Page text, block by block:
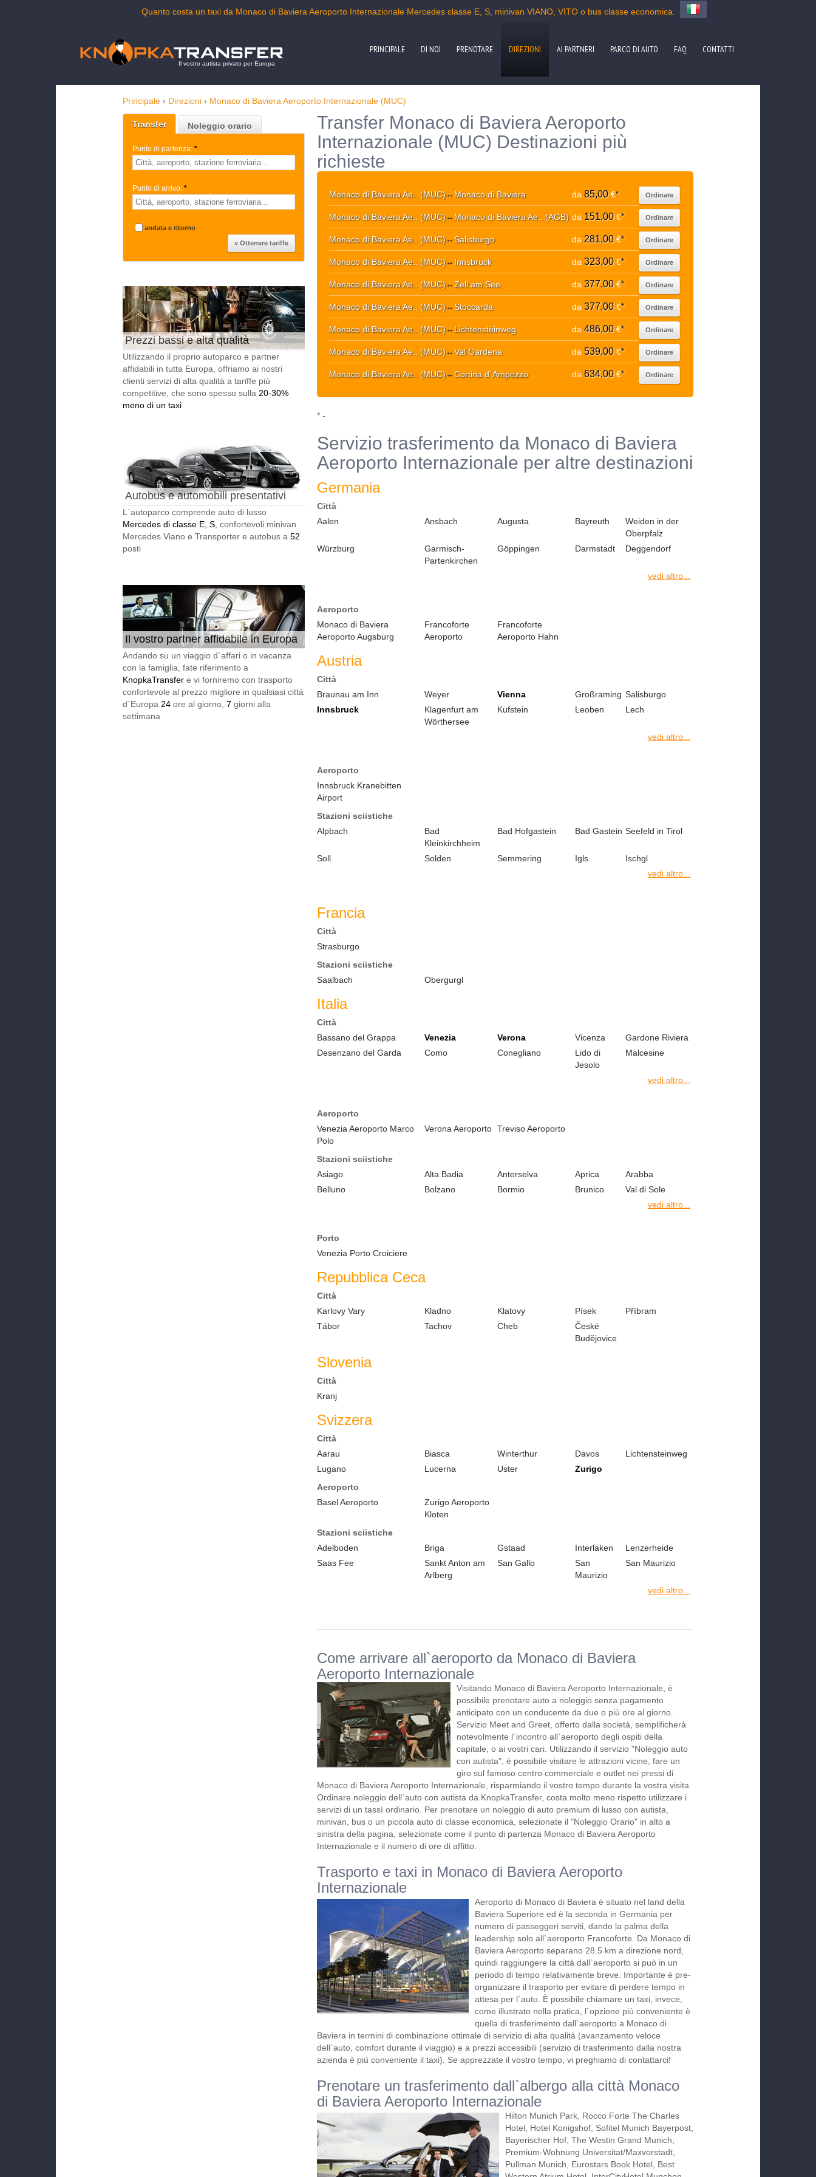
Quanto costa un taxi da Monaco di Baviera Aeroporto Internazionale Mercedes classe E, S, minivan VIANO, VITO o bus classe economica.
Il vostro autista privato per Europa
PRINCIPALE DI NOI PRENOTARE DIREZIONI AI PARTNERI PARCO DI AUTO FAQ CONTATTI
Principale › Direzioni › Monaco di Baviera Aeroporto Internazionale (MUC)
Transfer Noleggio orario
Punto di partenza: *
Punto di arrivo: *
andata e ritorno
Prezzi bassi e alta qualità
Utilizzando il proprio autoparco e partner
affidabili in tutta Europa, offriamo ai nostri
clienti servizi di alta qualità a tariffe più
competitive, che sono spesso sulla 20-30%
meno di un taxi
Autobus e automobili presentativi
L`autoparco comprende auto di lusso
Mercedes di classe E, S , confortevoli minivan
Mercedes Viano e Transporter e autobus a 52
posti
Il vostro partner affidabile in Europa
24/7
Andando su un viaggio d`affari o in vacanza
con la famiglia, fate riferimento a
KnopkaTransfer e vi forniremo con trasporto
confortevole al prezzo migliore in qualsiasi città
d`Europa 24 ore al giorno, 7 giorni alla
settimana
Transfer Monaco di Baviera Aeroporto
Internazionale (MUC) Destinazioni più
richieste
Monaco di Baviera Ae.. (MUC)↔ Monaco di Baviera da 85,00€* Ordinare
Monaco di Baviera Ae.. (MUC)↔ Monaco di Baviera Ae.. (AGB) da 151,00€* Ordinare
Monaco di Baviera Ae.. (MUC)↔Salisburgo da 281,00€* Ordinare
Monaco di Baviera Ae.. (MUC)↔ Innsbruck da 323,00€* Ordinare
Monaco di Baviera Ae.. (MUC)↔Zell am See da 377,00€* Ordinare
Monaco di Baviera Ae.. (MUC)↔Stoccarda da 377,00€* Ordinare
Monaco di Baviera Ae.. (MUC)↔ Lichtensteinweg da 486,00€* Ordinare
Monaco di Baviera Ae.. (MUC)↔Val Gardena da 539,00€* Ordinare
Monaco di Baviera Ae.. (MUC)↔Cortina d`Ampezzo da 634,00€* Ordinare
* -
Servizio trasferimento da Monaco di Baviera
Aeroporto Internazionale per altre destinazioni
Germania
Città
Aalen
Ansbach Augusta Bayreuth
Weiden in der
Oberpfalz
Würzburg
Garmisch-
Partenkirchen
Göppingen Darmstadt Deggendorf
vedi altro...
Aeroporto
Monaco di Baviera
Aeroporto Augsburg
Francoforte
Aeroporto
Francoforte
Aeroporto Hahn
Austria
Città
Braunau am Inn
Weyer Vienna Großraming Salisburgo
Innsbruck
Klagenfurt am
Wörthersee
Kufstein Leoben Lech
vedi altro...
Aeroporto
Innsbruck Kranebitten
Airport
Stazioni sciistiche
Alpbach
Bad
Kleinkirchheim
Bad Hofgastein Bad Gastein Seefeld in Tirol
Soll Solden Semmering Igls
Ischgl
vedi altro...
Francia
Città
Strasburgo
Stazioni sciistiche
Saalbach
Obergurgl
Italia
Città
Bassano del Grappa
Venezia Verona Vicenza
Gardone Riviera
Desenzano del Garda
Como Conegliano
Lido di
Jesolo
Malcesine
vedi altro...
Aeroporto
Venezia Aeroporto Marco
Polo
Verona Aeroporto Treviso Aeroporto
Stazioni sciistiche
Asiago
Alta Badia Anterselva Aprica
Arabba
Belluno
Bolzano Bormio Brunico
Val di Sole
vedi altro...
Porto
Venezia Porto Croiciere
Repubblica Ceca
Città
Karlovy Vary
Kladno Klatovy Písek
Příbram
Tábor
Tachov Cheb
České
Budějovice
Slovenia
Città
Kranj
Svizzera
Città
Aarau
Biasca Winterthur Davos
Lichtensteinweg
Lugano
Lucerna Uster
Zurigo
Aeroporto
Basel Aeroporto
Zurigo Aeroporto
Kloten
Stazioni sciistiche
Adelboden
Briga Gstaad Interlaken
Lenzerheide
Saas Fee
Sankt Anton am
Arlberg
San Gallo
San
Maurizio
San Maurizio
vedi altro...
Come arrivare all`aeroporto da Monaco di Baviera
Aeroporto Internazionale
Visitando Monaco di Baviera Aeroporto Internazionale, è
possibile prenotare auto a noleggio senza pagamento
anticipato con un conducente da due o più ore al giorno.
Servizio Meet and Greet, offerto dalla società, semplificherà
notevolmente l`incontro all`aeroporto degli ospiti della
capitale, o ai vostri cari. Utilizzando il servizio "Noleggio auto
con autista", è possibile visitare le attrazioni vicine, fare un
giro sul famoso centro commerciale e outlet nei pressi di
Monaco di Baviera Aeroporto Internazionale, risparmiando il vostro tempo durante la vostra visita.
Ordinare noleggio dell`auto con autista da KnopkaTransfer, costa molto meno rispetto utilizzare i
servizi di un tassì ordinario. Per prenotare un noleggio di auto premium di lusso con autista,
minivan, bus o un piccola auto di classe economica, selezionate il "Noleggio Orario" in alto a
sinistra della pagina, selezionate come il punto di partenza Monaco di Baviera Aeroporto
Internazionale e il numero di ore di affitto.
Trasporto e taxi in Monaco di Baviera Aeroporto
Internazionale
Aeroporto di Monaco di Baviera è situato nel land della
Baviera Superiore ed è la seconda in Germania per
numero di passeggeri serviti, dando la palma della
leadership solo all`aeroporto Francoforte. Da Monaco di
Baviera Aeroporto separano 28.5 km a direzione nord,
quindi raggiungere la città dall`aeroporto si può in un
periodo di tempo relativamente breve. Importante è pre-
organizzare il trasporto per evitare di perdere tempo in
attesa per l`auto. È possibile chiamare un taxi, invece,
come illustrato nella pratica, l`opzione più conveniente è
quella di trasferimento dall`aeroporto a Monaco di
Baviera in termini di combinazione ottimale di servizio di alta qualità (avanzamento veloce
dell`auto, comfort durante il viaggio) e a prezzi accessibili (servizio di trasferimento dalla nostra
azienda è più conveniente il taxi). Se apprezzate il vostro tempo, vi preghiamo di contattarci!
Prenotare un trasferimento dall`albergo alla città Monaco
di Baviera Aeroporto Internazionale
Hilton Munich Park, Rocco Forte The Charles
Hotel, Hotel Konigshof, Sofitel Munich Bayerpost,
Bayerischer Hof, The Westin Grand Munich,
Premium-Wohnung Universitat/Maxvorstadt,
Pullman Munich, Eurostars Book Hotel, Best